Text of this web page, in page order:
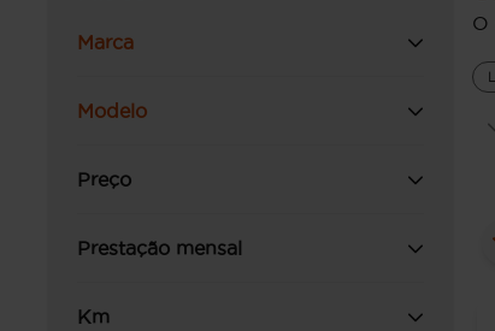
Marca
Modelo
Preço
Prestação mensal
Km
O